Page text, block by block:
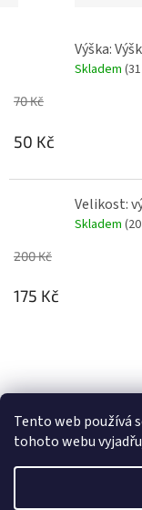
Tento web používá
tohoto webu
Výška:
Skladem
70 Kč
50 Kč
Velikost:
Skladem
200 Kč
175 Kč
á